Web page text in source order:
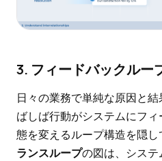
3. フィードバックルー
日々の業務で単純な原因と
ばしば行動がシステムにフ
態を変えるループ構造を隠し
ランスループの図は、シス